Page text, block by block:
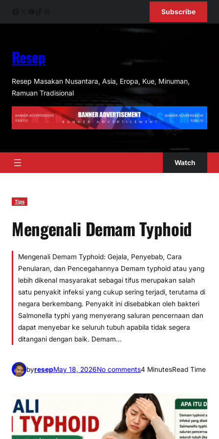
Subscribe
Resep
Resep Masakan Nusantara, Asia, Eropa, Kue, Minuman,
Ramuan Tradisional
Watch
Tips
Mengenali Demam Typhoid
Mengenali Demam Typhoid: Gejala, Penyebab, Cara
Penularan, dan Pencegahannya Demam typhoid atau yang
lebih dikenal masyarakat sebagai tifus merupakan salah
satu penyakit infeksi yang cukup sering terjadi, terutama di
negara berkembang. Penyakit ini disebabkan oleh bakteri
Salmonella typhi yang menyerang saluran pencernaan dan
dapat menyebar ke seluruh tubuh apabila tidak segera
ditangani dengan baik. Demam…
byresepMay 18, 2026No commentso
M
e
n
g
4 MinutesRead Time